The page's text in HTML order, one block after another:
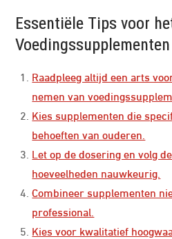
Essentiële Tips voor
Raadpleeg altijd een arts
nemen van
Kies supplementen die
behoeften van ouderen.
Let op de dosering en volg
hoeveelheden nauwkeurig.
Combineer supplementen
professional.
Kies voor kwalitatief